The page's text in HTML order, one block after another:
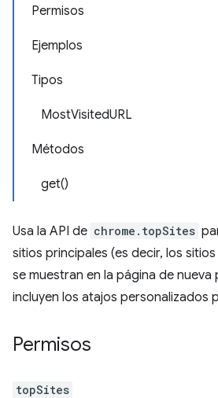
Permisos
Ejemplos
Tipos
MostVisitedURL
Métodos
get()
Usa la API de chrome.topSites
sitios principales (es decir, los
se muestran en la página de nueva
incluyen los atajos personalizados
Permisos
topSites